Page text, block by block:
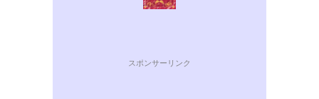
スポンサーリンク